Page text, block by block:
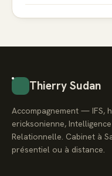
Thierry Sudan
Accompagnement — IFS,
ericksonienne, Intelligence
Relationnelle. Cabinet à
présentiel ou à distance.